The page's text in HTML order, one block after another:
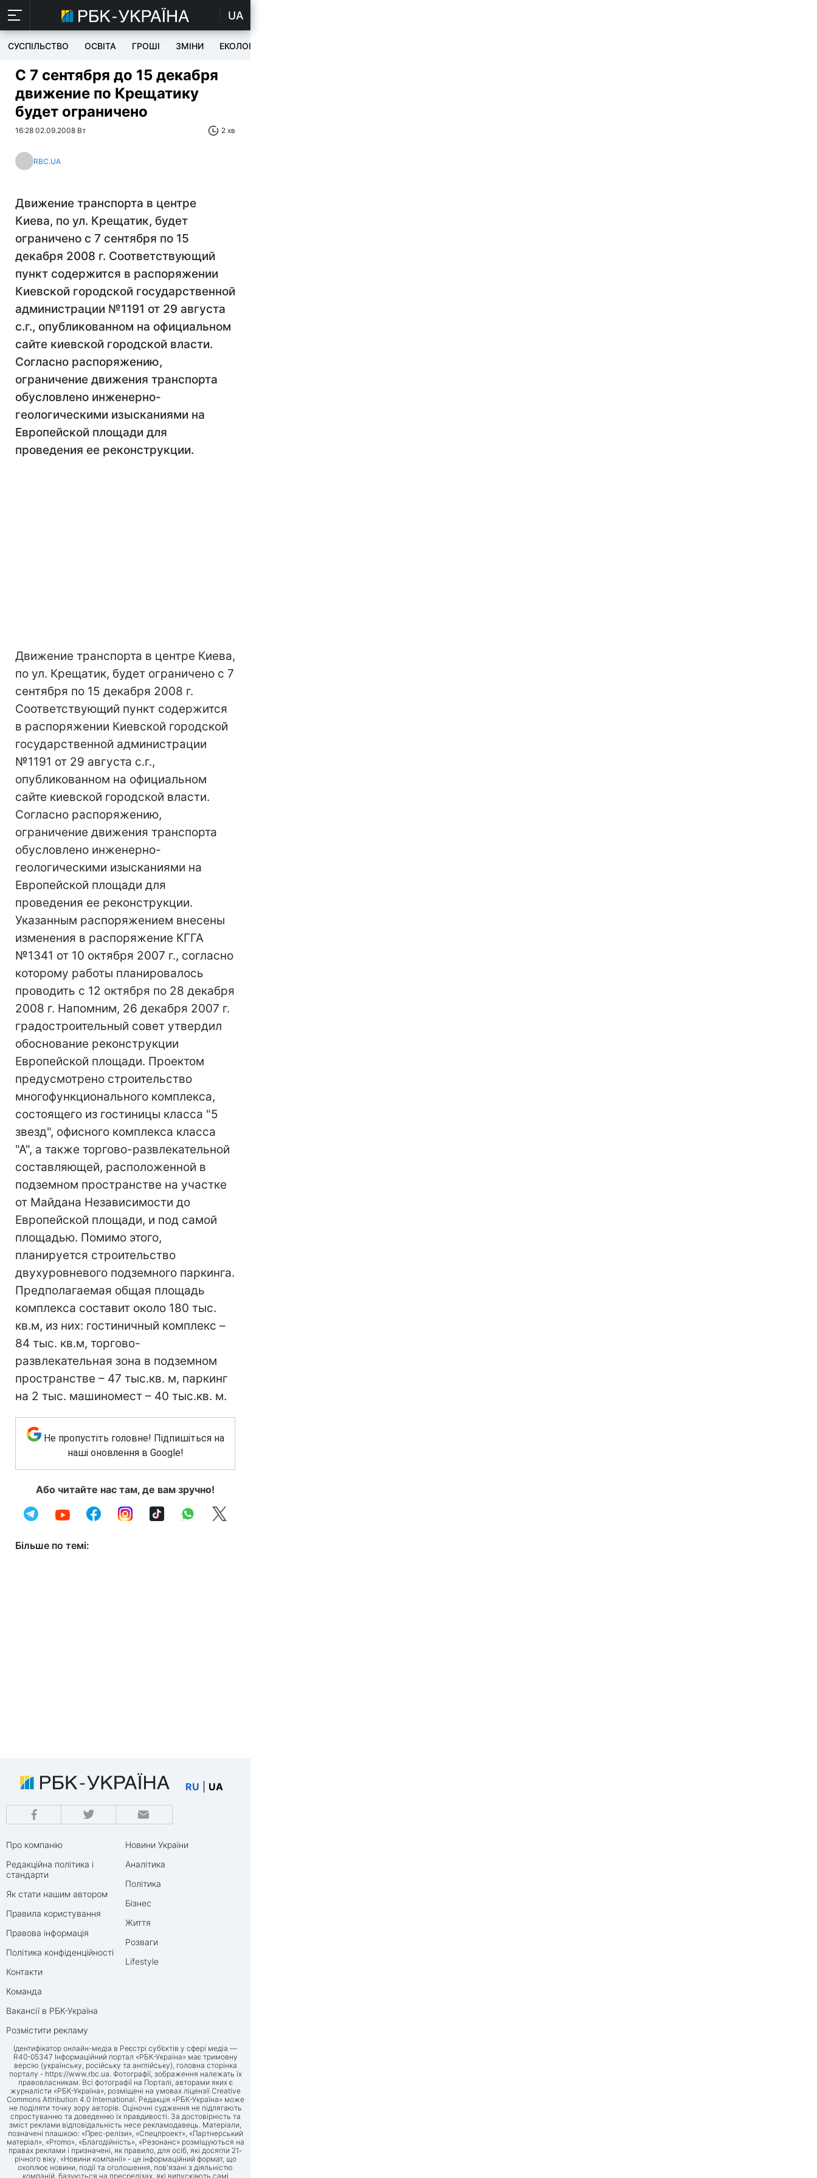
UA
СУСПІЛЬСТВО ОСВІТА ГРОШІ ЗМІНИ ЕКОЛОГІЯ
С 7 сентября до 15 декабря
движение по Крещатику
будет ограничено
16:28 02.09.2008 Вт 2 хв
RBC.UA
Движение транспорта в центре
Киева, по ул. Крещатик, будет
ограничено с 7 сентября по 15
декабря 2008 г. Соответствующий
пункт содержится в распоряжении
Киевской городской государственной
администрации №1191 от 29 августа
с.г., опубликованном на официальном
сайте киевской городской власти.
Согласно распоряжению,
ограничение движения транспорта
обусловлено инженерно-
геологическими изысканиями на
Европейской площади для
проведения ее реконструкции.
Движение транспорта в центре Киева,
по ул. Крещатик, будет ограничено с 7
сентября по 15 декабря 2008 г.
Соответствующий пункт содержится
в распоряжении Киевской городской
государственной администрации
№1191 от 29 августа с.г.,
опубликованном на официальном
сайте киевской городской власти.
Согласно распоряжению,
ограничение движения транспорта
обусловлено инженерно-
геологическими изысканиями на
Европейской площади для
проведения ее реконструкции.
Указанным распоряжением внесены
изменения в распоряжение КГГА
№1341 от 10 октября 2007 г., согласно
которому работы планировалось
проводить с 12 октября по 28 декабря
2008 г. Напомним, 26 декабря 2007 г.
градостроительный совет утвердил
обоснование реконструкции
Европейской площади. Проектом
предусмотрено строительство
многофункционального комплекса,
состоящего из гостиницы класса "5
звезд", офисного комплекса класса
"А", а также торгово-развлекательной
составляющей, расположенной в
подземном пространстве на участке
от Майдана Независимости до
Европейской площади, и под самой
площадью. Помимо этого,
планируется строительство
двухуровневого подземного паркинга.
Предполагаемая общая площадь
комплекса составит около 180 тыс.
кв.м, из них: гостиничный комплекс –
84 тыс. кв.м, торгово-
развлекательная зона в подземном
пространстве – 47 тыс.кв. м, паркинг
на 2 тыс. машиномест – 40 тыс.кв. м.
Не пропустіть головне! Підпишіться на
наші оновлення в Google!
Або читайте нас там, де вам зручно!
Більше по темі:
RU UA
Про компанію
Редакційна політика і
стандарти
Як стати нашим автором
Правила користування
Правова інформація
Політика конфіденційності
Контакти
Команда
Вакансії в РБК-Україна
Розмістити рекламу
Новини України
Аналітика
Політика
Бізнес
Життя
Розваги
Lifestyle
Ідентифікатор онлайн-медіа в Реєстрі суб’єктів у сфері медіа —
R40-05347 Інформаційний портал «РБК-Україна» має тримовну
версію (українську, російську та англійську), головна сторінка
порталу - https://www.rbc.ua. Фотографії, зображення належать їх
правовласникам. Всі фотографії на Порталі, авторами яких є
журналісти «РБК-Україна», розміщені на умовах ліцензії Creative
Commons Attribution 4.0 International. Редакція «РБК-Україна» може
не поділяти точку зору авторів. Оціночні судження не підлягають
спростуванню та доведенню їх правдивості. За достовірність та
зміст реклами відповідальність несе рекламодавець. Матеріали,
позначені плашкою: «Прес-релізи», «Спецпроект», «Партнерський
матеріал», «Promo», «Благодійність», «Резонанс» розміщуються на
правах реклами і призначені, як правило, для осіб, які досягли 21-
річного віку. «Новини компанії» - це інформаційний формат, що
охоплює новини, події та оголошення, пов'язані з діяльністю
компаній, базуються на пресрелізах, які випускають самі